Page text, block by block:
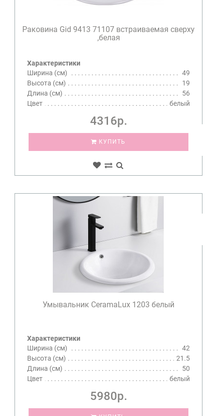
Раковина Gid 9413 71107 встраиваемая сверху
,белая
Характеристики
Ширина (см)
49
Высота (см)
19
Длина (см)
56
Цвет
белый
4316р.
КУПИТЬ
Умывальник CeramaLux 1203 белый
Характеристики
Ширина (см)
42
Высота (см)
21.5
Длина (см)
50
Цвет
белый
5980р.